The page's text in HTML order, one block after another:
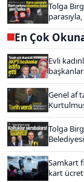
Tolga
En Çok
Evli
Genel af
Tolga
Samkart
kart